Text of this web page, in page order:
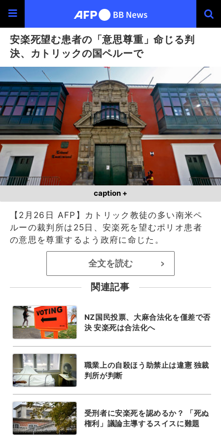
安楽死望む患者の「意思尊重」命じる判
決、カトリックの国ペルーで
caption +
【2月26日 AFP】カトリック教徒の多い南米ペ
ルーの裁判所は25日、安楽死を望むポリオ患者
の意思を尊重するよう政府に命じた。
全文を読む >
関連記事
NZ国民投票、大麻合法化を僅差で否
決 安楽死は合法化へ
職業上の自殺ほう助禁止は違憲 独裁
判所が判断
受刑者に安楽死を認めるか？ 「死ぬ
権利」議論主導するスイスに難題